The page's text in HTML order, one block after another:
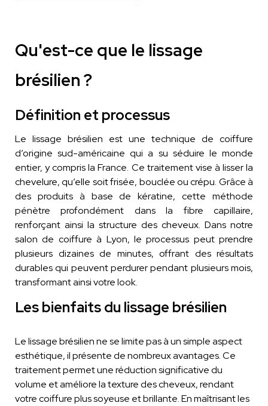
Qu'est-ce que le lissage
brésilien ?
Définition et processus
Le lissage brésilien est une technique de coiffure
d’origine sud-américaine qui a su séduire le monde
entier, y compris la France. Ce traitement vise à lisser la
chevelure, qu’elle soit frisée, bouclée ou crépu. Grâce à
des produits à base de kératine, cette méthode
pénètre profondément dans la fibre capillaire,
renforçant ainsi la structure des cheveux. Dans notre
salon de coiffure à Lyon, le processus peut prendre
plusieurs dizaines de minutes, offrant des résultats
durables qui peuvent perdurer pendant plusieurs mois,
transformant ainsi votre look.
Les bienfaits du lissage brésilien
Le lissage brésilien ne se limite pas à un simple aspect
esthétique, il présente de nombreux avantages. Ce
traitement permet une réduction significative du
volume et améliore la texture des cheveux, rendant
votre coiffure plus soyeuse et brillante. En maîtrisant les